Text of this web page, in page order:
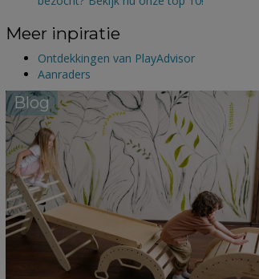
Meer inpiratie
Ontdekkingen van PlayAdvisor
Aanraders
Blog